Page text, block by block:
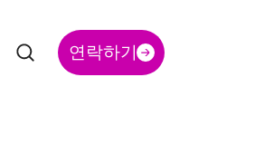
연락하기